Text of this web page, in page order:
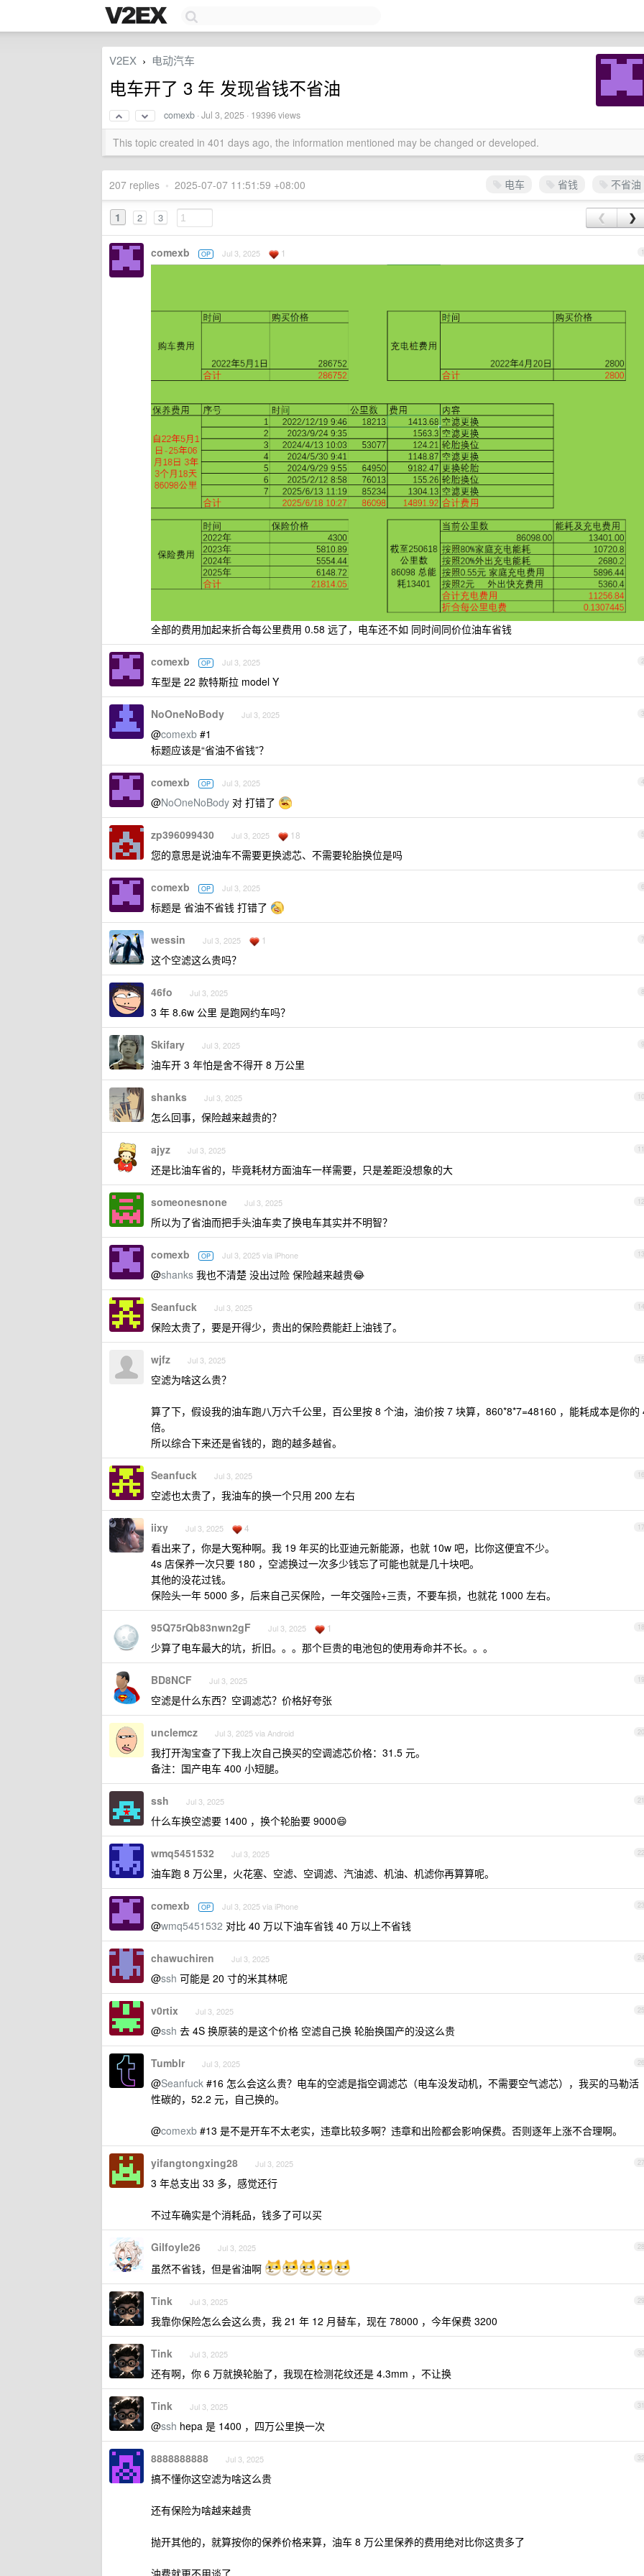
V2EX › 电动汽车
电车开了 3 年 发现省钱不省油
comexb ·Jul 3, 2025 · 19396 views
This topic created in 401 days ago, the information mentioned may be changed or developed.
电车 省钱 不省油
207 replies • 2025-07-07 11:51:59 +08:00
1 2 3 ❮ ❯
1
comexb OP Jul 3, 2025 1
全部的费用加起来折合每公里费用 0.58 远了，电车还不如 同时间同价位油车省钱
2
comexb OP Jul 3, 2025
车型是 22 款特斯拉 model Y
3
NoOneNoBody Jul 3, 2025
@comexb #1
标题应该是“省油不省钱”？
4
comexb OP Jul 3, 2025
@NoOneNoBody 对 打错了
5
zp396099430 Jul 3, 2025 18
您的意思是说油车不需要更换滤芯、不需要轮胎换位是吗
6
comexb OP Jul 3, 2025
标题是 省油不省钱 打错了
7
wessin Jul 3, 2025 1
这个空滤这么贵吗？
8
46fo Jul 3, 2025
3 年 8.6w 公里 是跑网约车吗？
9
Skifary Jul 3, 2025
油车开 3 年怕是舍不得开 8 万公里
10
shanks Jul 3, 2025
怎么回事，保险越来越贵的？
11
ajyz Jul 3, 2025
还是比油车省的，毕竟耗材方面油车一样需要，只是差距没想象的大
12
someonesnone Jul 3, 2025
所以为了省油而把手头油车卖了换电车其实并不明智？
13
comexb OP Jul 3, 2025 via iPhone
@shanks 我也不清楚 没出过险 保险越来越贵😂
14
Seanfuck Jul 3, 2025
保险太贵了，要是开得少，贵出的保险费能赶上油钱了。
15
wjfz Jul 3, 2025
空滤为啥这么贵？
算了下，假设我的油车跑八万六千公里，百公里按 8 个油，油价按 7 块算，860*8*7=48160 ，能耗成本是你的
倍。
所以综合下来还是省钱的，跑的越多越省。
16
Seanfuck Jul 3, 2025
空滤也太贵了，我油车的换一个只用 200 左右
17
iixy Jul 3, 2025 4
看出来了，你是大冤种啊。我 19 年买的比亚迪元新能源，也就 10w 吧，比你这便宜不少。
4s 店保养一次只要 180 ，空滤换过一次多少钱忘了可能也就是几十块吧。
其他的没花过钱。
保险头一年 5000 多，后来自己买保险，一年交强险+三责，不要车损，也就花 1000 左右。
18
95Q75rQb83nwn2gF Jul 3, 2025 1
少算了电车最大的坑，折旧。。。那个巨贵的电池包的使用寿命并不长。。。
19
BD8NCF Jul 3, 2025
空滤是什么东西？空调滤芯？价格好夸张
20
unclemcz Jul 3, 2025 via Android
我打开淘宝查了下我上次自己换买的空调滤芯价格：31.5 元。
备注：国产电车 400 小短腿。
21
ssh Jul 3, 2025
什么车换空滤要 1400 ，换个轮胎要 9000😄
22
wmq5451532 Jul 3, 2025
油车跑 8 万公里，火花塞、空滤、空调滤、汽油滤、机油、机滤你再算算呢。
23
comexb OP Jul 3, 2025 via iPhone
@wmq5451532 对比 40 万以下油车省钱 40 万以上不省钱
24
chawuchiren Jul 3, 2025
@ssh 可能是 20 寸的米其林呢
25
v0rtix Jul 3, 2025
@ssh 去 4S 换原装的是这个价格 空滤自己换 轮胎换国产的没这么贵
26
Tumblr Jul 3, 2025
@Seanfuck #16 怎么会这么贵？电车的空滤是指空调滤芯（电车没发动机，不需要空气滤芯），我买的马勒活
性碳的，52.2 元，自己换的。
@comexb #13 是不是开车不太老实，违章比较多啊？违章和出险都会影响保费。否则逐年上涨不合理啊。
27
yifangtongxing28 Jul 3, 2025
3 年总支出 33 多，感觉还行
不过车确实是个消耗品，钱多了可以买
28
Gilfoyle26 Jul 3, 2025
虽然不省钱，但是省油啊
29
Tink Jul 3, 2025
我靠你保险怎么会这么贵，我 21 年 12 月替车，现在 78000 ，今年保费 3200
30
Tink Jul 3, 2025
还有啊，你 6 万就换轮胎了，我现在检测花纹还是 4.3mm ，不让换
31
Tink Jul 3, 2025
@ssh hepa 是 1400 ，四万公里换一次
32
8888888888 Jul 3, 2025
搞不懂你这空滤为啥这么贵
还有保险为啥越来越贵
抛开其他的，就算按你的保养价格来算，油车 8 万公里保养的费用绝对比你这贵多了
油费就更不用谈了